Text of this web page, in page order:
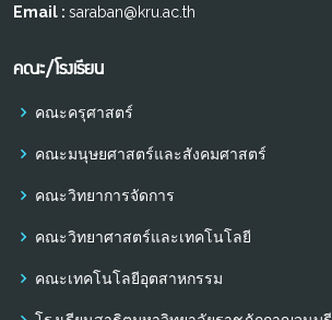
Email : saraban@kru.ac.th
คณะ/โรงเรียน
คณะครุศาสตร์
คณะมนุษยศาสตร์และสังคมศาสตร์
คณะวิทยาการจัดการ
คณะวิทยาศาสตร์และเทคโนโลยี
คณะเทคโนโลยีอุตสาหกรรม